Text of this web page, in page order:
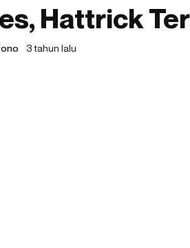
Hattrick
3 tahun lalu